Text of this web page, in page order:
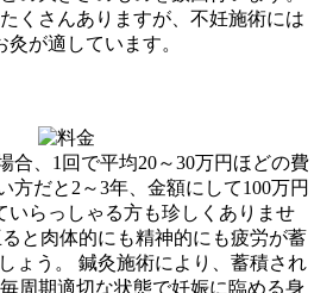
くさんありますが、不妊施術には
灸が適しています。
合、1回で平均20～30万円ほどの費
方だと2～3年、金額にして100万円
いらっしゃる方も珍しくありませ
と肉体的にも精神的にも疲労が蓄
ょう。 鍼灸施術により、蓄積され
周期適切な状態で妊娠に臨める身